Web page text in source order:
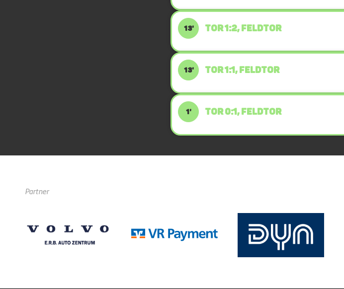
13' TOR 1:2, FELDTOR
13' TOR 1:1, FELDTOR
1' TOR 0:1, FELDTOR
Partner